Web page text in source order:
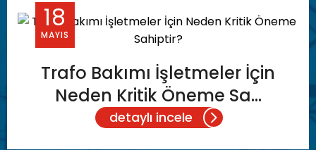
18
MAYIS
Trafo Bakımı İşletmeler İçin
Neden Kritik Öneme Sa...
detaylı incele